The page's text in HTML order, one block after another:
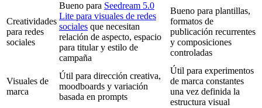
Creatividades
para redes
sociales
Bueno para Seedream 5.0
Lite para visuales de redes
sociales que necesitan
relación de aspecto, espacio
para titular y estilo de
campaña
Bueno para plantillas,
formatos de
publicación recurrentes
y composiciones
controladas
Visuales de
marca
Útil para dirección creativa,
moodboards y variación
basada en prompts
Útil para experimentos
de marca constantes
una vez definida la
estructura visual